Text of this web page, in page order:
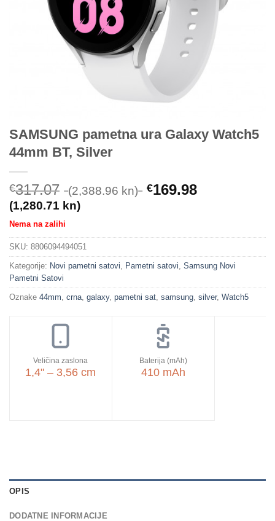
SAMSUNG pametna ura Galaxy Watch5
44mm BT, Silver
€317.07 (2,388.96 kn) €169.98
(1,280.71 kn)
Nema na zalihi
SKU: 8806094494051
Kategorije: Novi pametni satovi Pametni satovi Samsung Novi
Pametni Satovi
Oznake 44mm crna galaxy, pametni sat samsung silver, Watch5
Veličina zaslona
1,4" – 3,56 cm
Baterija (mAh)
410 mAh
OPIS
DODATNE INFORMACIJE